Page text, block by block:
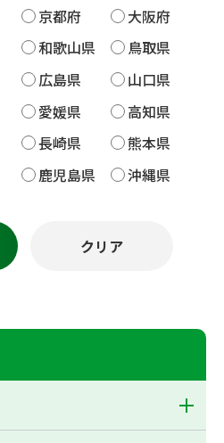
京都府
大阪府
和歌山県
鳥取県
広島県
山口県
愛媛県
高知県
長崎県
熊本県
鹿児島県 沖縄県